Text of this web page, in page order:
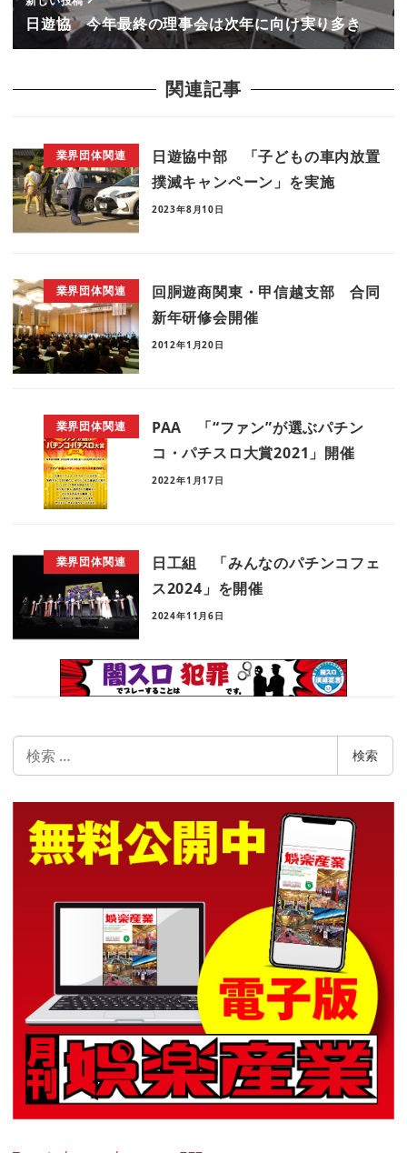
日遊協 今年最終の理事会は次年に向け実り多き
関連記事
業界団体関連
日遊協中部 「子どもの車内放置
撲滅キャンペーン」を実施
2023年8月10日
業界団体関連
回胴遊商関東・甲信越支部 合同
新年研修会開催
2012年1月20日
業界団体関連
PAA 「“ファン”が選ぶパチン
コ・パチスロ大賞2021」開催
2022年1月17日
業界団体関連
日工組 「みんなのパチンコフェ
ス2024」を開催
2024年11月6日
索
検索